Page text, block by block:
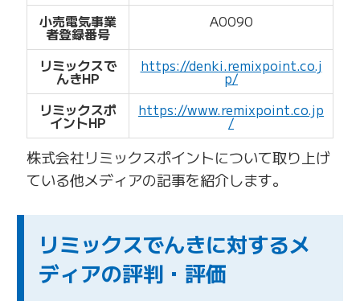
小売電気事業
者登録番号
A0090
リミックスで
んきHP
https://denki.remixpoint.co.j
p/
リミックスポ
イントHP
https://www.remixpoint.co.jp
/
株式会社リミックスポイントについて取り上げ
ている他メディアの記事を紹介します。
リミックスでんきに対するメ
ディアの評判・評価